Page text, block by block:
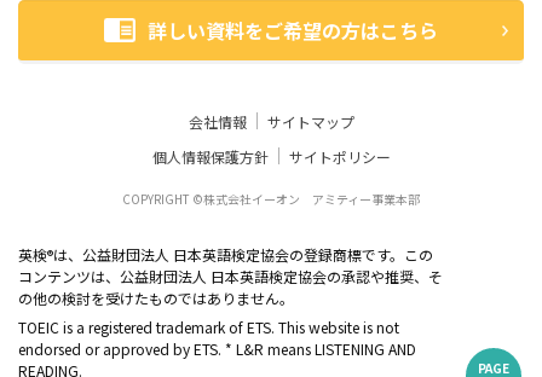
PAGE
詳しい資料をご希望の方はこちら
会社情報
サイトマップ
個人情報保護方針
サイトポリシー
COPYRIGHT ©株式会社イーオン アミティー事業本部
英検®は、公益財団法人 日本英語検定協会の登録商標です。この
コンテンツは、公益財団法人 日本英語検定協会の承認や推奨、そ
の他の検討を受けたものではありません。
TOEIC is a registered trademark of ETS. This website is not
endorsed or approved by ETS. * L&R means LISTENING AND
READING.